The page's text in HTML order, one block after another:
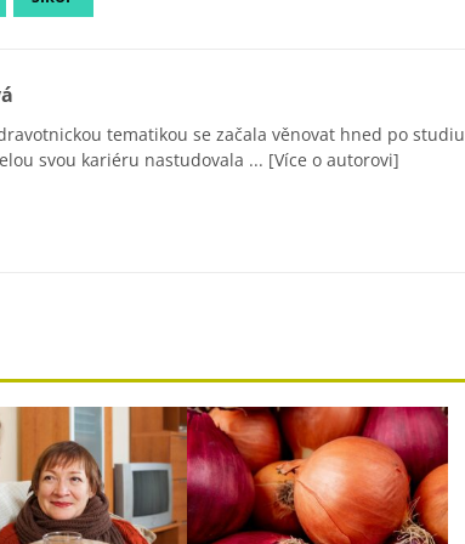
tematikou se začala věnovat hned po studiu
svou kariéru nastudovala ... [Více o autorovi]